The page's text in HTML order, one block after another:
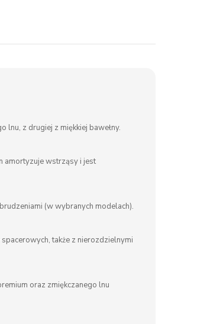
lnu, z drugiej z miękkiej bawełny.
amortyzuje wstrząsy i jest
(w wybranych modelach).
także z nierozdzielnymi
oraz zmiękczanego lnu